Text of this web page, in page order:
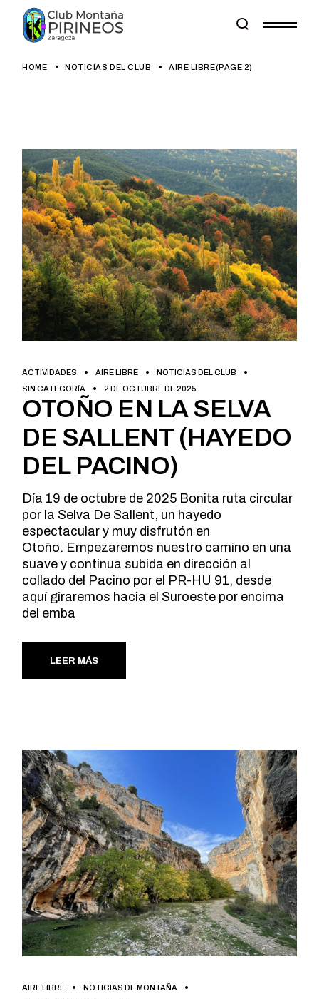
content
HOME NOTICIAS DEL CLUB AIRE LIBRE(PAGE 2)
ACTIVIDADES AIRE LIBRE
NOTICIAS DEL CLUB
SIN CATEGORÍA
2 DE OCTUBRE DE 2025
OTOÑO EN LA SELVA
DE SALLENT (HAYEDO
DEL PACINO)
Día 19 de octubre de 2025 Bonita ruta circular
por la Selva De Sallent, un hayedo
espectacular y muy disfrutón en
Otoño. Empezaremos nuestro camino en una
suave y continua subida en dirección al
collado del Pacino por el PR-HU 91, desde
aquí giraremos hacia el Suroeste por encima
del emba
LEER MÁS
AIRE LIBRE
NOTICIAS DE MONTAÑA